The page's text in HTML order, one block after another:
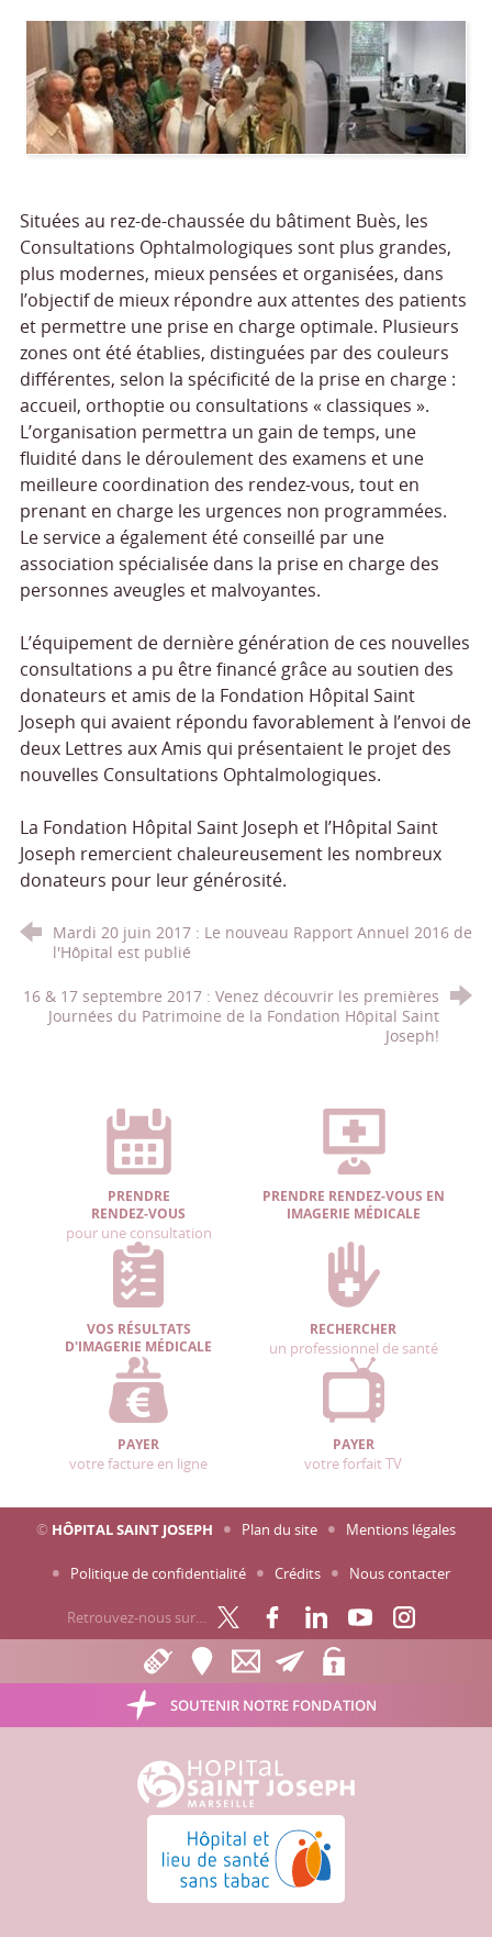
Situées au rez-de-chaussée du bâtiment Buès, les
Consultations Ophtalmologiques sont plus grandes,
plus modernes, mieux pensées et organisées, dans
l’objectif de mieux répondre aux attentes des patients
et permettre une prise en charge optimale. Plusieurs
zones ont été établies, distinguées par des couleurs
différentes, selon la spécificité de la prise en charge :
accueil, orthoptie ou consultations « classiques ».
L’organisation permettra un gain de temps, une
fluidité dans le déroulement des examens et une
meilleure coordination des rendez-vous, tout en
prenant en charge les urgences non programmées.
Le service a également été conseillé par une
association spécialisée dans la prise en charge des
personnes aveugles et malvoyantes.
L’équipement de dernière génération de ces nouvelles
consultations a pu être financé grâce au soutien des
donateurs et amis de la Fondation Hôpital Saint
Joseph qui avaient répondu favorablement à l’envoi de
deux Lettres aux Amis qui présentaient le projet des
nouvelles Consultations Ophtalmologiques.
La Fondation Hôpital Saint Joseph et l’Hôpital Saint
Joseph remercient chaleureusement les nombreux
donateurs pour leur générosité.
Mardi 20 juin 2017 : Le nouveau Rapport Annuel 2016 de
l'Hôpital est publié
16 & 17 septembre 2017 : Venez découvrir les premières
Journées du Patrimoine de la Fondation Hôpital Saint
Joseph!
PRENDRE
RENDEZ-VOUS
pour une consultation
PRENDRE RENDEZ-VOUS EN
IMAGERIE MÉDICALE
VOS RÉSULTATS
D'IMAGERIE MÉDICALE
RECHERCHER
un professionnel de santé
PAYER
votre facture en ligne
PAYER
votre forfait TV
© HÔPITAL SAINT JOSEPH Plan du site Mentions légales
Politique de confidentialité Crédits Nous contacter
Retrouvez-nous sur…
SOUTENIR NOTRE FONDATION
Hôpital Saint Joseph - Marseille
Hôpital et lieu de santé sans tabac